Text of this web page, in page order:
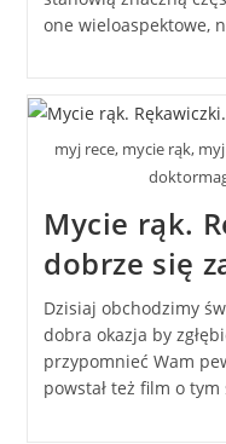
one wieloaspektowe,
myj rece, mycie rąk,
Mycie rąk.
dobrze się
Dzisiaj obchodzimy
dobra okazja by
przypomnieć Wam
powstał też film o